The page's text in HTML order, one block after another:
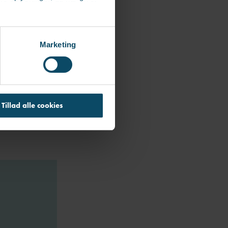
Marketing
Tillad alle cookies
så meget,
når
lidt stærkere